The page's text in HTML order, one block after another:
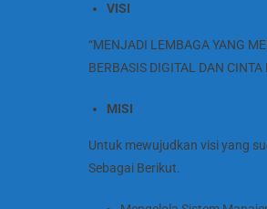
VISI
“MENJADI LEMBAGA YANG
BERBASIS DIGITAL DAN
MISI
Untuk mewujudkan visi yang
Sebagai Berikut.